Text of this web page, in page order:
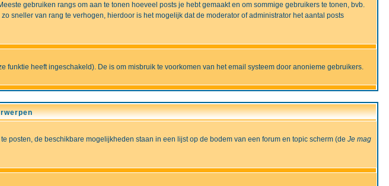
gebruiken rangs om aan te tonen hoeveel posts je hebt gemaakt en om sommige gebruikers te tonen, bvb.
sneller van rang te verhogen, hierdoor is het mogelijk dat de moderator of administrator het aantal posts
heeft ingeschakeld). De is om misbruik te voorkomen van het email systeem door anonieme gebruikers.
posten, de beschikbare mogelijkheden staan in een lijst op de bodem van een forum en topic scherm (de Je mag